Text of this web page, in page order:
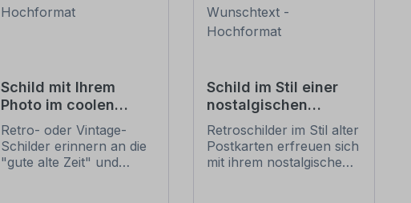
Schild mit Ihrem
Photo im coolen
Vintage Style - auch
mit Ihrem
Wunschtext -
Retro- oder Vintage-
Schilder erinnern an die
"gute alte Zeit" und
Schild im Stil einer
nostalgischen
Postkarte - Carte
Postale - Fleurs Paris
mit Ihrem Foto - auch
Retroschilder im Stil alter
Postkarten erfreuen sich
mit ihrem nostalgischen